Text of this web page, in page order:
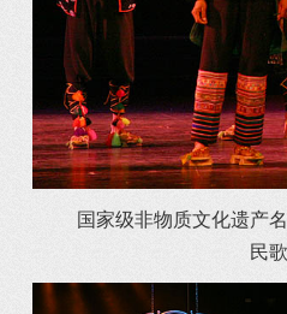
国家级非物质文化遗产
民歌